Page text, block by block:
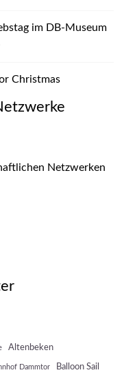
im DB-Museum
Christmas
Netzwerken
Altenbeken
Dammtor Balloon Sail